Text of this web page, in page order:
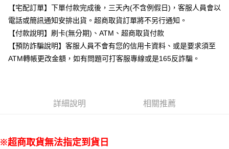
出貨⭐
每筆NT$80，滿NT$799(含以上)免運費
【無法指定出貨日及到貨日】付款後7-11取貨⭐依訂購順序安
排出貨⭐
每筆NT$150，滿NT$2,000(含以上)免運費
【宅配訂單】下單付款完成後，三天內(不含例假日)，客服人員會以
電話或簡訊通知安排出貨。超商取貨訂單將不另行通知。
【付款說明】刷卡(無分期)、ATM、超商取貨付款
【預防詐騙說明】客服人員不會有您的信用卡資料、或是要求須至
ATM轉帳更改金額，如有問題可打客服專線或是165反詐騙。
詳細說明 相關推薦
※超商取貨無法指定到貨日